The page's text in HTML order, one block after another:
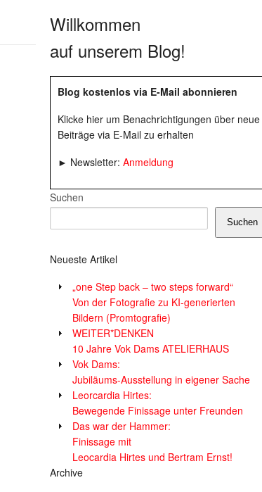
Willkommen
auf unserem Blog!
Blog kostenlos via E-Mail abonnieren
Klicke hier um Benachrichtigungen über neue
Beiträge via E-Mail zu erhalten
► Newsletter: Anmeldung
Suchen
Suchen
Neueste Artikel
„one Step back – two steps forward“
Von der Fotografie zu KI-generierten
Bildern (Promtografie)
WEITER*DENKEN
10 Jahre Vok Dams ATELIERHAUS
Vok Dams:
Jubiläums-Ausstellung in eigener Sache
Leorcardia Hirtes:
Bewegende Finissage unter Freunden
Das war der Hammer:
Finissage mit
Leocardia Hirtes und Bertram Ernst!
Archive